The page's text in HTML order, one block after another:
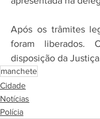
Após os trâmites
foram liberados.
disposição da
manchete
Cidade
Notícias
Polícia